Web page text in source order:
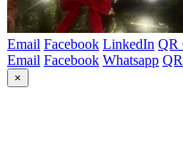
Email Facebook LinkedIn QR
Email Facebook Whatsapp
×